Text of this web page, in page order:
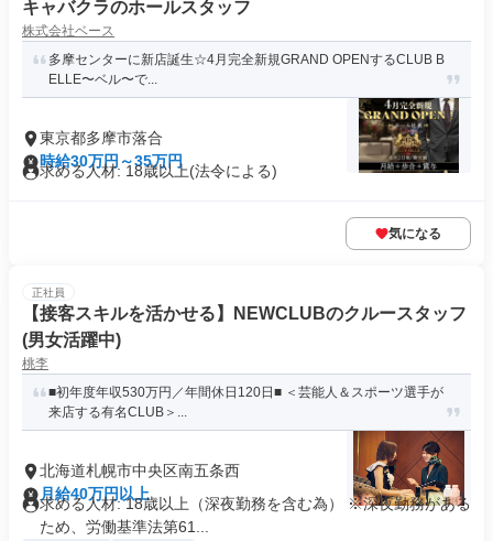
キャバクラのホールスタッフ
株式会社ベース
多摩センターに新店誕生☆4月完全新規GRAND OPENするCLUB B
ELLE〜ベル〜で...
東京都多摩市落合
時給30万円～35万円
求める人材: 18歳以上(法令による)
気になる
正社員
【接客スキルを活かせる】NEWCLUBのクルースタッフ
(男女活躍中)
桃李
■初年度年収530万円／年間休日120日■ ＜芸能人＆スポーツ選手が
来店する有名CLUB＞...
北海道札幌市中央区南五条西
月給40万円以上
求める人材: 18歳以上（深夜勤務を含む為） ※深夜勤務がある
ため、労働基準法第61...